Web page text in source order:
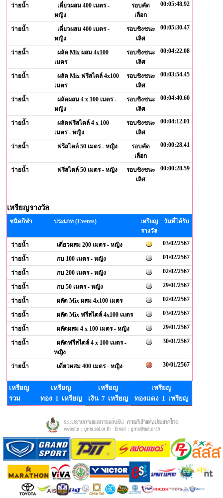
ว่ายน้ำ
เดี่ยวผสม 400 เมตร -
หญิง
รอบคัด
เลือก
00:05:48.92
ว่ายน้ำ
เดี่ยวผสม 400 เมตร -
หญิง
รอบชิงชนะ
เลิศ
00:05:30.47
ว่ายน้ำ
ผลัด Mix ผสม 4x100
เมตร
รอบชิงชนะ
เลิศ
00:04:22.08
ว่ายน้ำ
ผลัด Mix ฟรีสไตล์ 4x100
เมตร
รอบชิงชนะ
เลิศ
00:03:54.45
ว่ายน้ำ
ผลัดผสม 4 x 100 เมตร -
หญิง
รอบชิงชนะ
เลิศ
00:04:40.60
ว่ายน้ำ
ผลัดฟรีสไตล์ 4 x 100
เมตร - หญิง
รอบชิงชนะ
เลิศ
00:04:12.01
ว่ายน้ำ ฟรีสไตล์ 50 เมตร - หญิง
รอบคัด
เลือก
00:00:28.41
ว่ายน้ำ ฟรีสไตล์ 50 เมตร - หญิง
รอบชิงชนะ
เลิศ
00:00:28.59
เหรียญรางวัล
ชนิดกีฬา ประเภท (Events)
เหรียญ
รางวัล
วันที่ได้รับ
ว่ายน้ำ เดี่ยวผสม 200 เมตร - หญิง 03/02/2567
ว่ายน้ำ กบ 100 เมตร - หญิง 01/02/2567
ว่ายน้ำ กบ 200 เมตร - หญิง 02/02/2567
ว่ายน้ำ กบ 50 เมตร - หญิง 29/01/2567
ว่ายน้ำ ผลัด Mix ผสม 4x100 เมตร 02/02/2567
ว่ายน้ำ ผลัด Mix ฟรีสไตล์ 4x100 เมตร 03/02/2567
ว่ายน้ำ ผลัดผสม 4 x 100 เมตร - หญิง 29/01/2567
ว่ายน้ำ
ผลัดฟรีสไตล์ 4 x 100 เมตร -
หญิง
30/01/2567
ว่ายน้ำ เดี่ยวผสม 400 เมตร - หญิง 30/01/2567
เหรียญ
รวม
เหรียญ
ทอง 1 เหรียญ
เหรียญ
เงิน 7 เหรียญ
เหรียญ
ทองแดง 1 เหรียญ